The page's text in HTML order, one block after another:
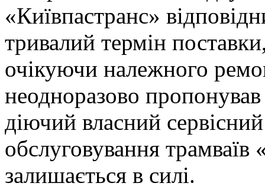
«Київпастранс»
тривалий термін
очікуючи належного
неодноразово пропонував
діючий власний
обслуговування
залишається в силі.